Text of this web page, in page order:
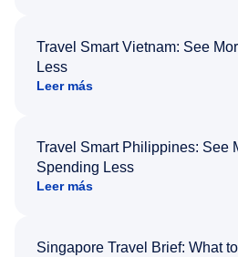
Travel Smart Vietnam: See
Less
Leer más
Travel Smart Philippines: See
Spending Less
Leer más
Singapore Travel Brief: What